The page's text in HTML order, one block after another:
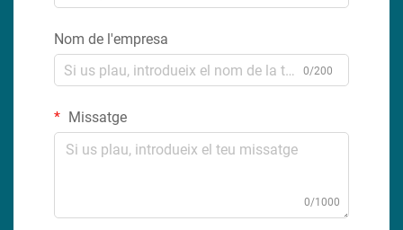
Nom de l'empresa
0/200
Missatge
0/1000